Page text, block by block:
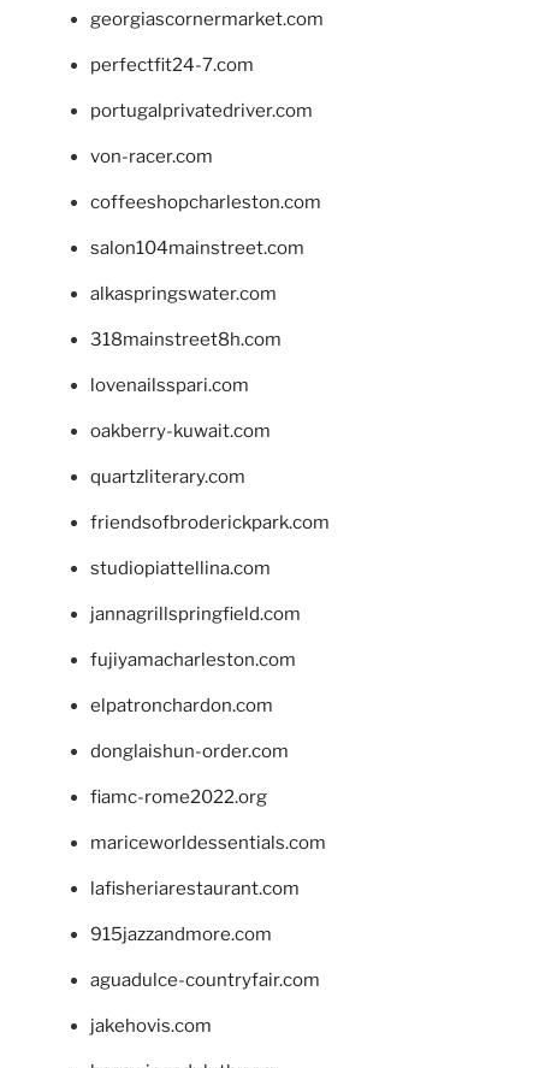
georgiascornermarket.com
perfectfit24-7.com
portugalprivatedriver.com
von-racer.com
coffeeshopcharleston.com
salon104mainstreet.com
alkaspringswater.com
318mainstreet8h.com
lovenailsspari.com
oakberry-kuwait.com
quartzliterary.com
friendsofbroderickpark.com
studiopiattellina.com
jannagrillspringfield.com
fujiyamacharleston.com
elpatronchardon.com
donglaishun-order.com
fiamc-rome2022.org
mariceworldessentials.com
lafisheriarestaurant.com
915jazzandmore.com
aguadulce-countryfair.com
jakehovis.com